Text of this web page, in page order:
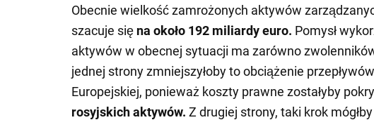
Obecnie wielkość zamrożonych aktywów
szacuje się na około 192 miliardy euro. Pomysł
aktywów w obecnej sytuacji ma zarówno
jednej strony zmniejszyłoby to obciążenie
Europejskiej, ponieważ koszty prawne zostałyby
rosyjskich aktywów. Z drugiej strony, taki krok